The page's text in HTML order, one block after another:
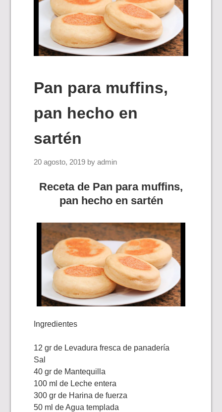
Pan para muffins,
pan hecho en
sartén
20 agosto, 2019 byadmin
Receta de Pan para muffins,
pan hecho en sartén
Ingredientes
12 gr de Levadura fresca de panadería
Sal
40 gr de Mantequilla
100 ml de Leche entera
300 gr de Harina de fuerza
50 ml de Agua templada